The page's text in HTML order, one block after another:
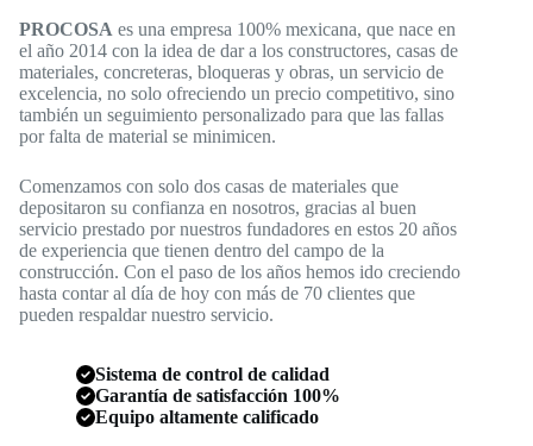
PROCOSA es una empresa 100% mexicana, que nace en
el año 2014 con la idea de dar a los constructores, casas de
materiales, concreteras, bloqueras y obras, un servicio de
excelencia, no solo ofreciendo un precio competitivo, sino
también un seguimiento personalizado para que las fallas
por falta de material se minimicen.
Comenzamos con solo dos casas de materiales que
depositaron su confianza en nosotros, gracias al buen
servicio prestado por nuestros fundadores en estos 20 años
de experiencia que tienen dentro del campo de la
construcción. Con el paso de los años hemos ido creciendo
hasta contar al día de hoy con más de 70 clientes que
pueden respaldar nuestro servicio.
Sistema de control de calidad
Garantía de satisfacción 100%
Equipo altamente calificado